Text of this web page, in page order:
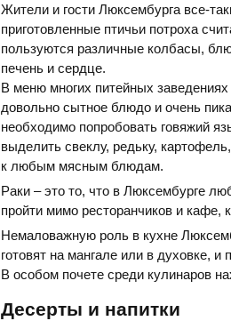
Жители и гости Люксембурга все-
приготовленные птичьи потроха
пользуются различные колбасы,
печень и сердце.
В меню многих питейных
довольно сытное блюдо и очень
необходимо попробовать говяжий
выделить свеклу, редьку,
к любым мясным блюдам.
Раки – это то, что в Люксембурге
пройти мимо ресторанчиков и кафе,
Немаловажную роль в кухне
готовят на мангале или в духовке,
В особом почете среди кулинаров
Десерты и напитки